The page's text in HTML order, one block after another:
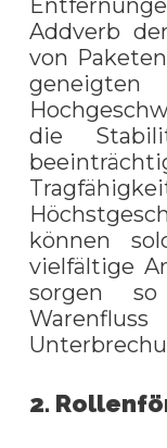
Addverb
von
die
können
vielfältige
sorgen
2.